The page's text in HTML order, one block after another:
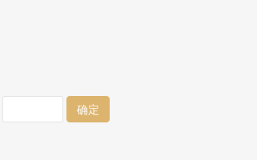
确定